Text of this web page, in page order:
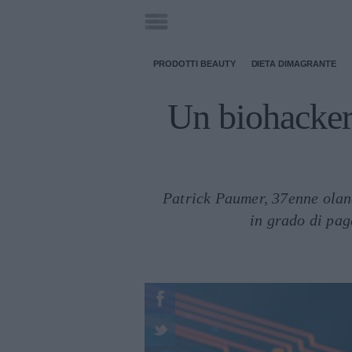
PRODOTTI BEAUTY DIETA DIMAGRANTE
Un
Patrick Paumer, 37enne
in grado di